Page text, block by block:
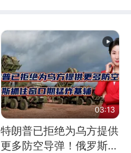
03:13
特朗普已拒绝为乌方提供
更多防空导弹！俄罗斯抓